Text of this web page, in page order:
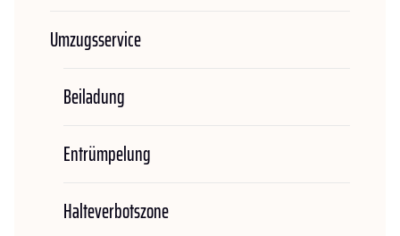
Umzugsservice
Beiladung
Entrümpelung
Halteverbotszone